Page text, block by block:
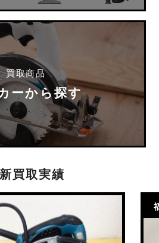
買取商品
ーから探す
買取実績